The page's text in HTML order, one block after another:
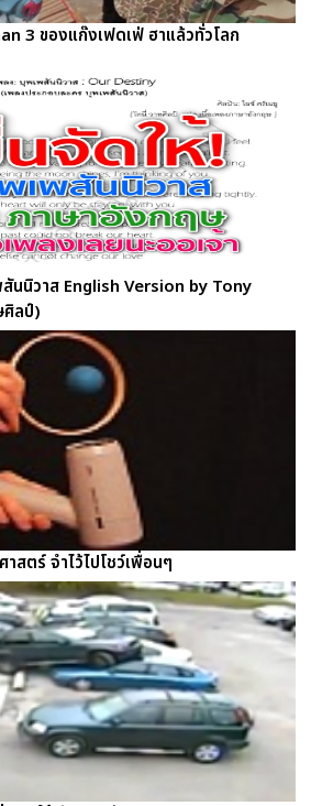
3 ของแก๊งเฟดเฟ่ ฮาแล้วทั่วโลก
นนิวาส English Version by Tony
ลป์)
สตร์ จำไว้ไปโชว์เพื่อนๆ